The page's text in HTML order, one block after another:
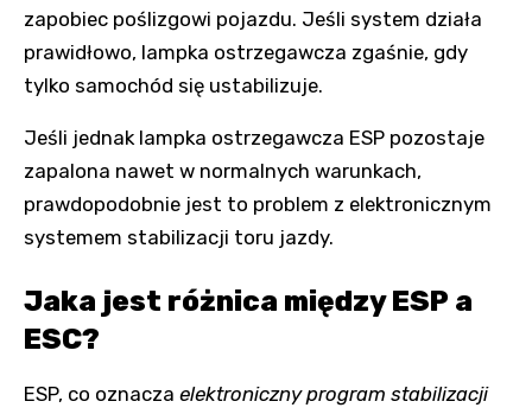
zapobiec poślizgowi pojazdu. Jeśli system działa
prawidłowo, lampka ostrzegawcza zgaśnie, gdy
tylko samochód się ustabilizuje.
Jeśli jednak lampka ostrzegawcza ESP pozostaje
zapalona nawet w normalnych warunkach,
prawdopodobnie jest to problem z elektronicznym
systemem stabilizacji toru jazdy.
Jaka jest różnica między ESP a
ESC?
ESP, co oznacza elektroniczny program stabilizacji